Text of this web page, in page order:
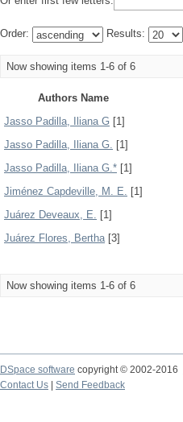
Order: Results:
Now showing items 1-6 of 6
Authors Name
Jasso Padilla, Iliana G [1]
Jasso Padilla, Iliana G. [1]
Jasso Padilla, Iliana G.* [1]
Jiménez Capdeville, M. E. [1]
Juárez Deveaux, E. [1]
Juárez Flores, Bertha[3]
Now showing items 1-6 of 6
DSpace software copyright © 2002-2016
Contact Us
Send Feedback